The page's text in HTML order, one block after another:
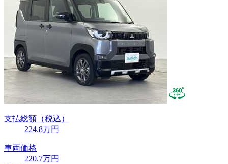
支払総額 （税込）
224.8万円
車両価格
220.7万円